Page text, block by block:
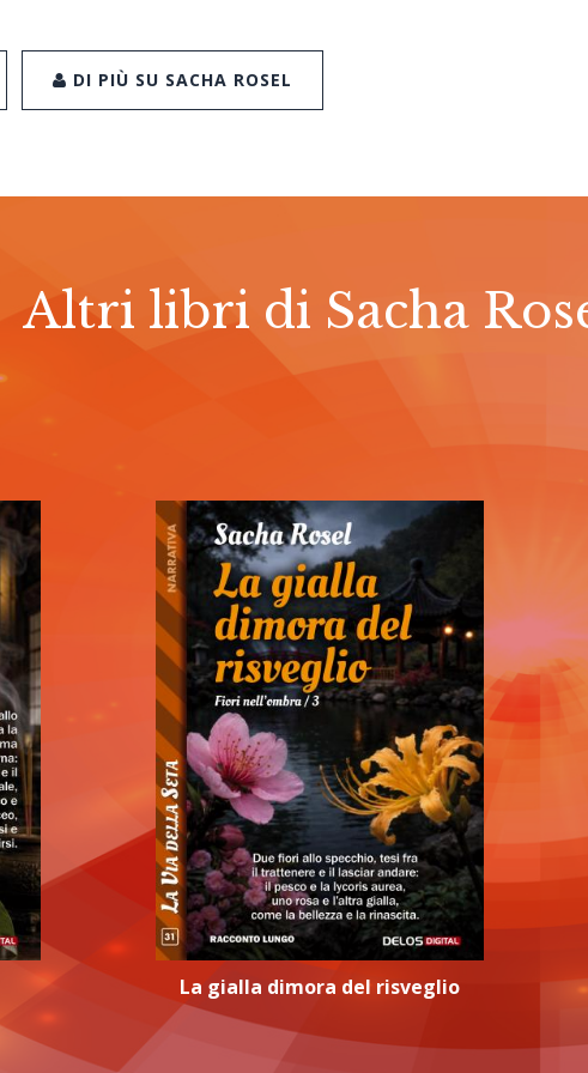
DI PIÙ SU SACHA ROSEL
Altri libri di Sacha
La gialla dimora del risveglio